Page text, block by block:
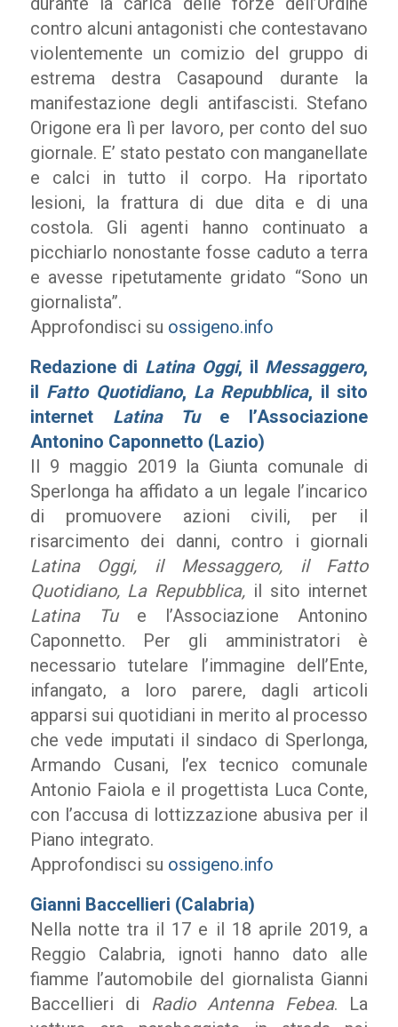
contro alcuni antagonisti che contestavano
violentemente un comizio del gruppo di
estrema destra Casapound durante la
manifestazione degli antifascisti. Stefano
Origone era lì per lavoro, per conto del suo
giornale. E’ stato pestato con manganellate
e calci in tutto il corpo. Ha riportato
lesioni, la frattura di due dita e di una
costola. Gli agenti hanno continuato a
picchiarlo nonostante fosse caduto a terra
e avesse ripetutamente gridato “Sono un
giornalista”.
Approfondisci su ossigeno.info
Redazione di Latina Oggi, il Messaggero,
il Fatto Quotidiano, La Repubblica, il sito
internetLatina Tue l’Associazione
Antonino Caponnetto (Lazio)
Il 9 maggio 2019 la Giunta comunale di
Sperlonga ha affidato a un legale l’incarico
di promuovere azioni civili, per il
risarcimento dei danni, contro i giornali
Latina Oggi, il Messaggero, il Fatto
Quotidiano, La Repubblica, il sito internet
Latina Tue l’Associazione Antonino
Caponnetto. Per gli amministratori è
necessario tutelare l’immagine dell’Ente,
infangato, a loro parere, dagli articoli
apparsi sui quotidiani in merito al processo
che vede imputati il sindaco di Sperlonga,
Armando Cusani, l’ex tecnico comunale
Antonio Faiola e il progettista Luca Conte,
con l’accusa di lottizzazione abusiva per il
Piano integrato.
Approfondisci su ossigeno.info
Gianni Baccellieri (Calabria)
Nella notte tra il 17 e il 18 aprile 2019, a
Reggio Calabria, ignoti hanno dato alle
fiamme l’automobile del giornalista Gianni
Baccellieri di Radio Antenna Febea. La